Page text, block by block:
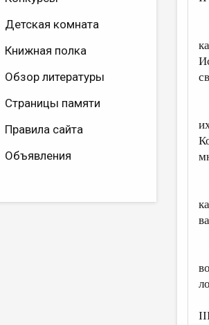
Детская комната
Книжная полка
Обзор литературы
Страницы памяти
Правила сайта
Объявления